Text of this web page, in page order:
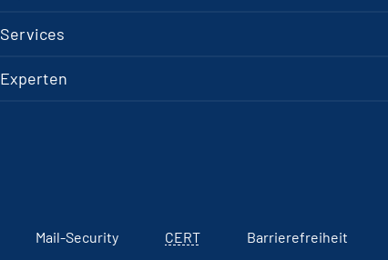
Services
Experten
Mail-Security CERT Barrierefreiheit